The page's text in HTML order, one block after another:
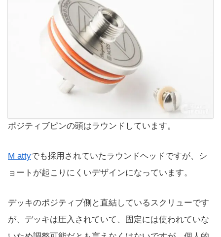
ポジティブピンの頭はラウンドしています。
M attyでも採用されていたラウンドヘッドですが、シ
ョートが起こりにくいデザインになっています。
デッキのポジティブ側と直結しているスクリューです
が、デッキは圧入されていて、固定には使われていな